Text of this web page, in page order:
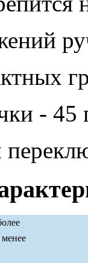
- 45